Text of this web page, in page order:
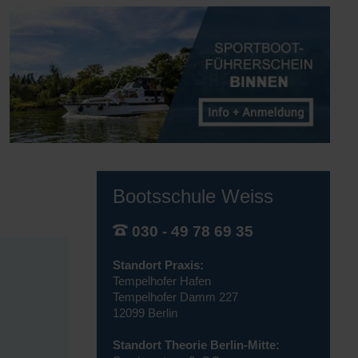
Bootsschule Weiss
030 - 49 78 69 35
Standort Praxis:
Tempelhofer Hafen
Tempelhofer Damm 227
12099 Berlin
Standort Theorie Berlin-Mitte: